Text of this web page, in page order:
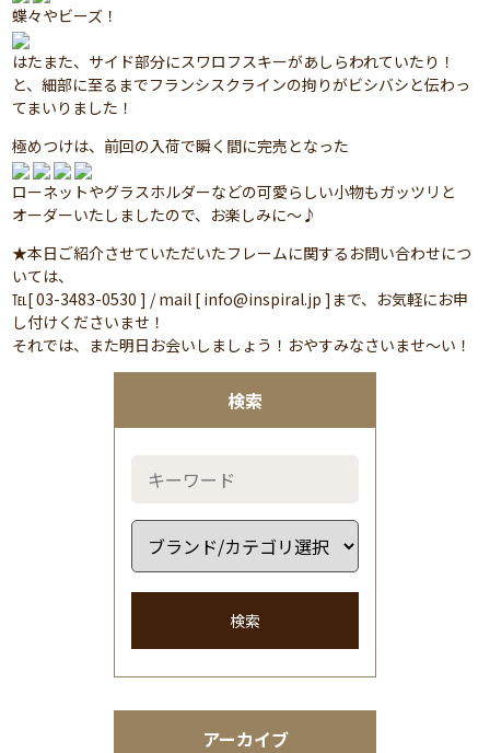
検索
検索
アーカイブ
蝶々やビーズ！
はたまた、サイド部分にスワロフスキーがあしらわれていたり！
と、細部に至るまでフランシスクラインの拘りがビシバシと伝わっ
てまいりました！
極めつけは、前回の入荷で瞬く間に完売となった
ローネットやグラスホルダーなどの可愛らしい小物もガッツリと
オーダーいたしましたので、お楽しみに～♪
★本日ご紹介させていただいたフレームに関するお問い合わせにつ
いては、
℡[ 03-3483-0530 ] / mail [ info@inspiral.jp ]まで、お気軽にお申
し付けくださいませ！
それでは、また明日お会いしましょう！おやすみなさいませ～い！